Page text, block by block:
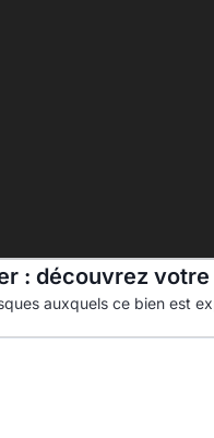
: découvrez
auxquels ce bien est